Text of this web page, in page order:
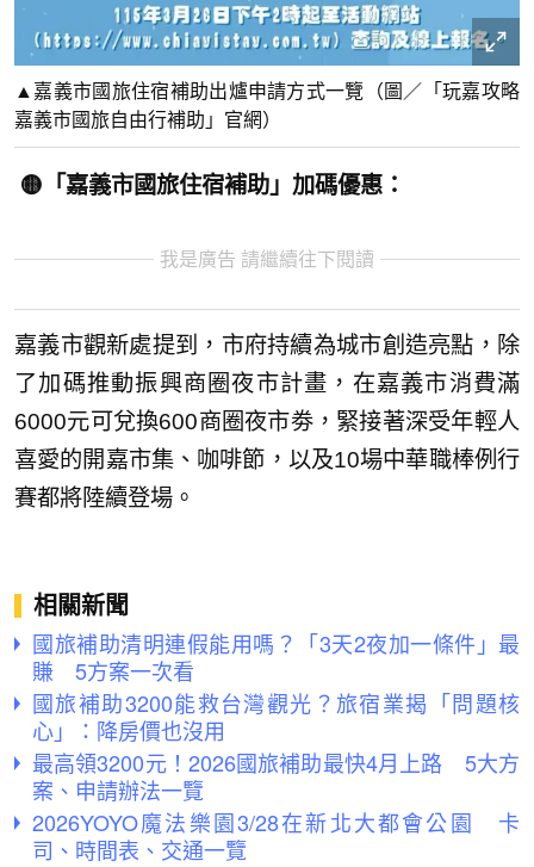
▲嘉義市國旅住宿補助出爐申請方式一覽（圖／「玩嘉攻略
嘉義市國旅自由行補助」官網）
🟡「嘉義市國旅住宿補助」加碼優惠：
我是廣告 請繼續往下閱讀
嘉義市觀新處提到，市府持續為城市創造亮點，除
了加碼推動振興商圈夜市計畫，在嘉義市消費滿
6000元可兌換600商圈夜市劵，緊接著深受年輕人
喜愛的開嘉市集、咖啡節，以及10場中華職棒例行
賽都將陸續登場。
相關新聞
國旅補助清明連假能用嗎？「3天2夜加一條件」最
賺 5方案一次看
國旅補助3200能救台灣觀光？旅宿業揭「問題核
心」：降房價也沒用
最高領3200元！2026國旅補助最快4月上路 5大方
案、申請辦法一覽
2026YOYO魔法樂園3/28在新北大都會公園 卡
司、時間表、交通一覽